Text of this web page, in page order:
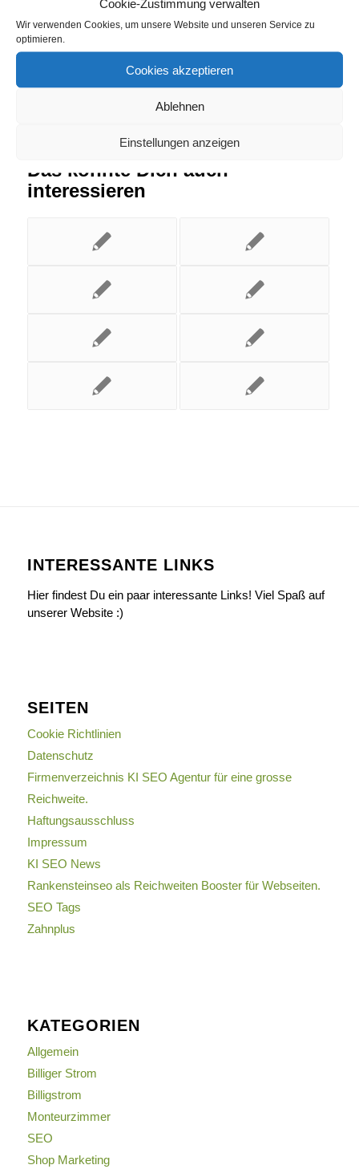
Cookie-Zustimmung verwalten
Wir verwenden Cookies, um unsere Website und unseren Service zu
optimieren.
Cookies akzeptieren
Ablehnen
Einstellungen anzeigen
Eintrag teilen
Das könnte Dich auch
interessieren
INTERESSANTE LINKS
Hier findest Du ein paar interessante Links! Viel Spaß auf
unserer Website :)
SEITEN
Cookie Richtlinien
Datenschutz
Firmenverzeichnis KI SEO Agentur für eine grosse
Reichweite.
Haftungsausschluss
Impressum
KI SEO News
Rankensteinseo als Reichweiten Booster für Webseiten.
SEO Tags
Zahnplus
KATEGORIEN
Allgemein
Billiger Strom
Billigstrom
Monteurzimmer
SEO
Shop Marketing